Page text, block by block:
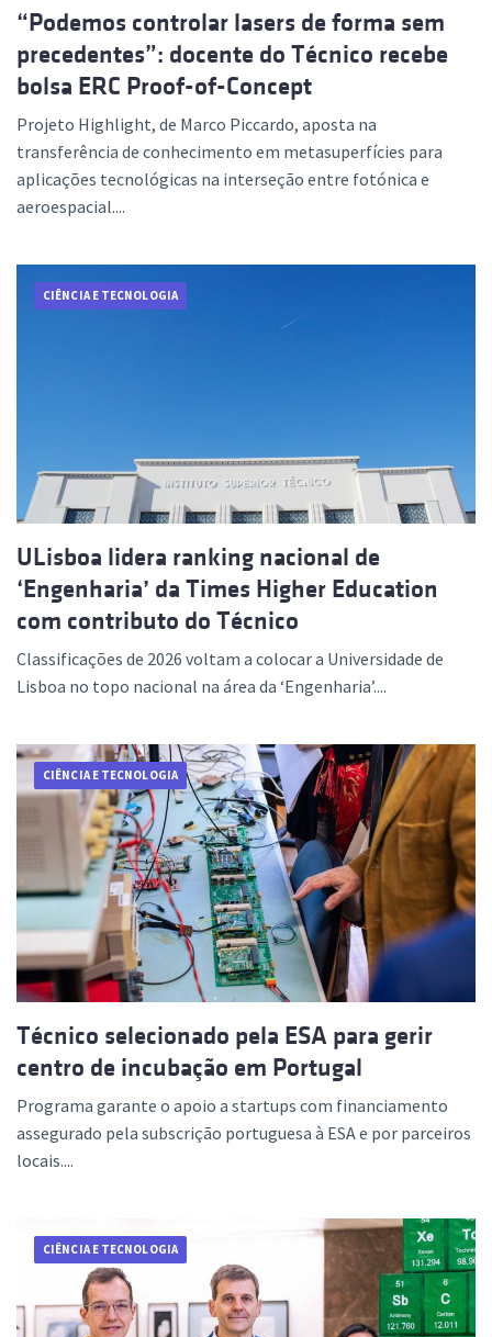
“Podemos controlar lasers de forma sem
precedentes”: docente do Técnico recebe
bolsa ERC Proof-of-Concept
Projeto Highlight, de Marco Piccardo, aposta na
transferência de conhecimento em metasuperfícies para
aplicações tecnológicas na interseção entre fotónica e
aeroespacial....
CIÊNCIA E TECNOLOGIA
ULisboa lidera ranking nacional de
‘Engenharia’ da Times Higher Education
com contributo do Técnico
Classificações de 2026 voltam a colocar a Universidade de
Lisboa no topo nacional na área da ‘Engenharia’....
CIÊNCIA E TECNOLOGIA
Técnico selecionado pela ESA para gerir
centro de incubação em Portugal
Programa garante o apoio a startups com financiamento
assegurado pela subscrição portuguesa à ESA e por parceiros
locais....
CIÊNCIA E TECNOLOGIA